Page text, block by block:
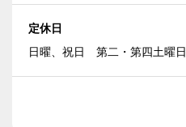
定休日
日曜、祝日 第二・第四土曜日